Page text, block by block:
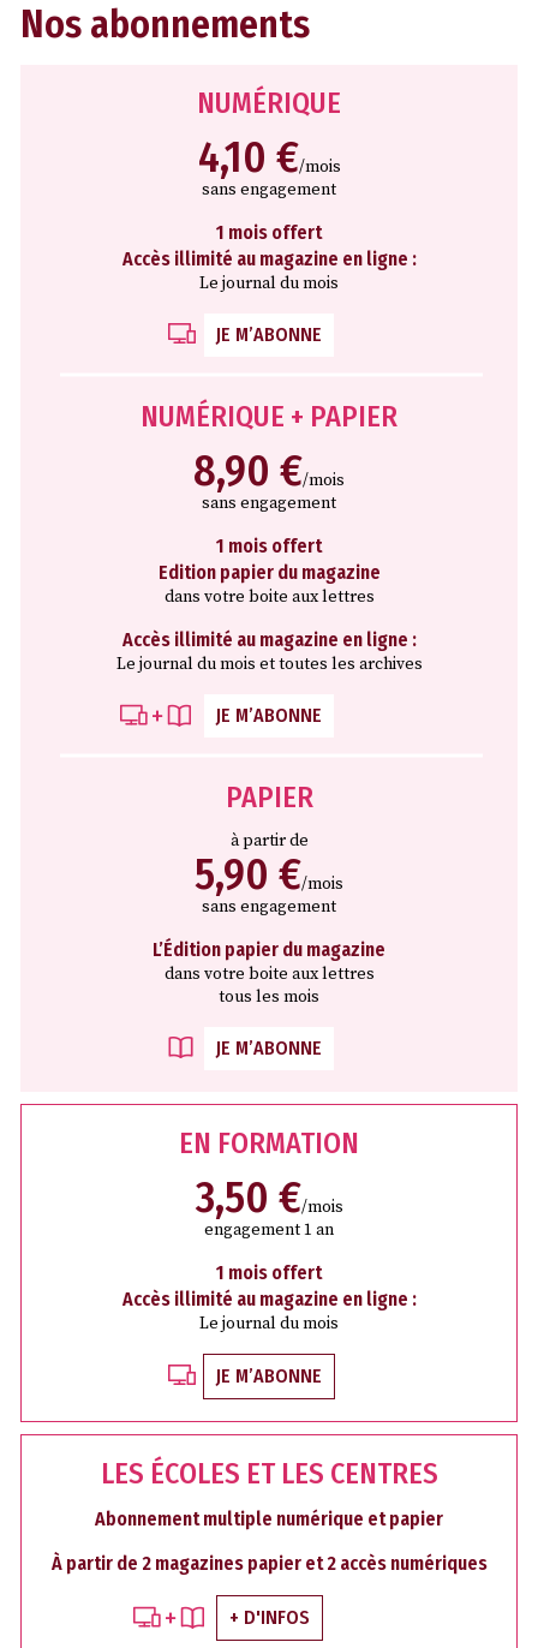
Nos abonnements
NUMÉRIQUE
4,10 €/mois
sans engagement
1 mois offert
Accès illimité au magazine en ligne :
Le journal du mois
JE M’ABONNE
NUMÉRIQUE + PAPIER
8,90 €/mois
sans engagement
1 mois offert
Edition papier du magazine
dans votre boite aux lettres
Accès illimité au magazine en ligne :
Le journal du mois et toutes les archives
JE M’ABONNE
PAPIER
à partir de
5,90 €/mois
sans engagement
L’Édition papier du magazine
dans votre boite aux lettres
tous les mois
JE M’ABONNE
EN FORMATION
3,50 €/mois
engagement 1 an
1 mois offert
Accès illimité au magazine en ligne :
Le journal du mois
JE M’ABONNE
LES ÉCOLES ET LES CENTRES
Abonnement multiple numérique et papier
À partir de 2 magazines papier et 2 accès numériques
+ D'INFOS